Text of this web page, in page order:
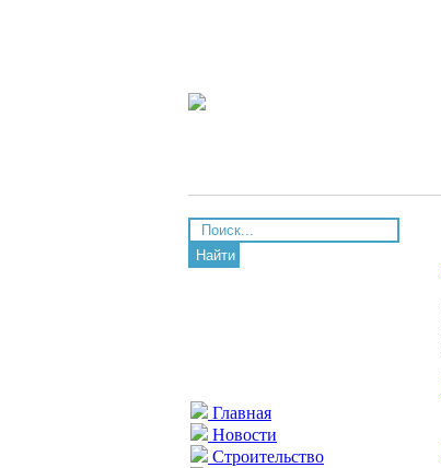
Найти
Главная
Новости
Строительство